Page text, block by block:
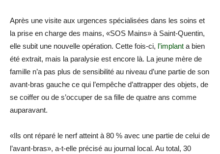
Après une visite aux urgences spécialisées dans les soins et
la prise en charge des mains, «SOS Mains» à Saint-Quentin,
elle subit une nouvelle opération. Cette fois-ci, l’implant a bien
été extrait, mais la paralysie est encore là. La jeune mère de
famille n’a pas plus de sensibilité au niveau d’une partie de son
avant-bras gauche ce qui l’empêche d’attrapper des objets, de
se coiffer ou de s’occuper de sa fille de quatre ans comme
auparavant.
«Ils ont réparé le nerf atteint à 80 % avec une partie de celui de
l’avant-bras», a-t-elle précisé au journal local. Au total, 30